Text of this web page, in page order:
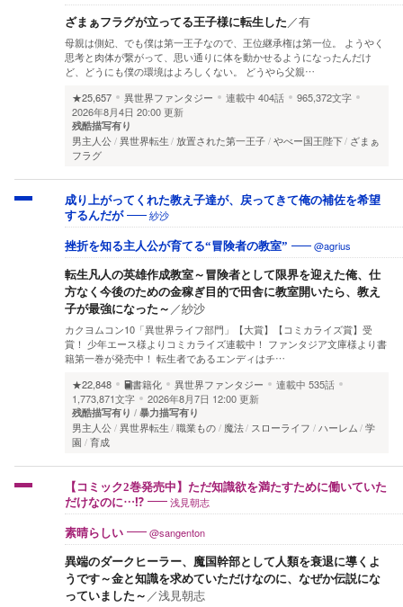
ざまぁフラグが立ってる王子様に転生した／有
母親は側妃、でも僕は第一王子なので、王位継承権は第一位。 ようやく
思考と肉体が繋がって、思い通りに体を動かせるようになったんだけ
ど、どうにも僕の環境はよろしくない。 どうやら父親…
★25,657
異世界ファンタジー 連載中 404話
965,372文字
2026年8月4日 20:00 更新
残酷描写有り
男主人公 異世界転生 放置された第一王子 やべー国王陛下 ざまぁ
フラグ
成り上がってくれた教え子達が、戻ってきて俺の補佐を希望
するんだが
紗沙
挫折を知る主人公が育てる“冒険者の教室” @agrius
転生凡人の英雄作成教室～冒険者として限界を迎えた俺、仕
方なく今後のための金稼ぎ目的で田舎に教室開いたら、教え
子が最強になった～ ／紗沙
カクヨムコン10「異世界ライフ部門」【大賞】【コミカライズ賞】受
賞！ 少年エース様よりコミカライズ連載中！ ファンタジア文庫様より書
籍第一巻が発売中！ 転生者であるエンディはチ…
★22,848
書籍化 異世界ファンタジー 連載中 535話
1,773,871文字
2026年8月7日 12:00 更新
残酷描写有り 暴力描写有り
男主人公 異世界転生 職業もの 魔法 スローライフ ハーレム 学
園
育成
【コミック2巻発売中】ただ知識欲を満たすために働いていた
だけなのに…⁉
浅見朝志
素晴らしい @sangenton
異端のダークヒーラー、魔国幹部として人類を衰退に導くよ
うです～金と知識を求めていただけなのに、なぜか伝説にな
っていました～ ／浅見朝志